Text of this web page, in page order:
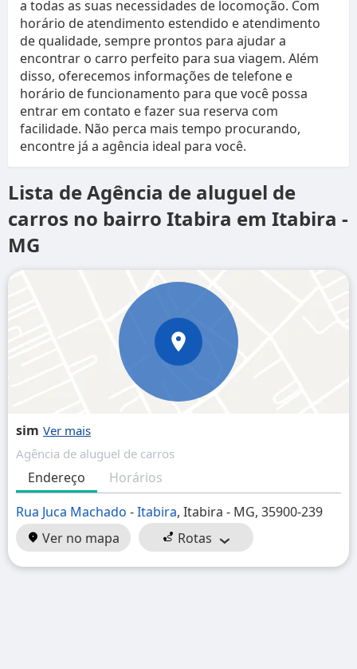
a todas as suas necessidades de locomoção. Com
horário de atendimento estendido e atendimento
de qualidade, sempre prontos para ajudar a
encontrar o carro perfeito para sua viagem. Além
disso, oferecemos informações de telefone e
horário de funcionamento para que você possa
entrar em contato e fazer sua reserva com
facilidade. Não perca mais tempo procurando,
encontre já a agência ideal para você.
Lista de Agência de aluguel de
carros no bairro Itabira em Itabira -
MG
sim
Agência de aluguel de carros
Endereço
Horários
Rua Juca Machado -Itabira, Itabira - MG, 35900-239
Ver no mapa
Rotas